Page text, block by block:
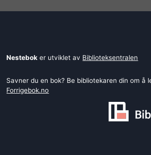
Nestebok er utviklet av Biblioteksentralen
Savner du en bok? Be bibliotekaren din om å
Forrigebok.no